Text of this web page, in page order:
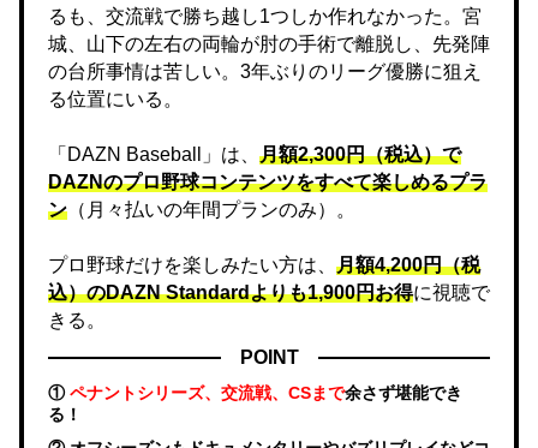
るも、交流戦で勝ち越し1つしか作れなかった。宮
城、山下の左右の両輪が肘の手術で離脱し、先発陣
の台所事情は苦しい。3年ぶりのリーグ優勝に狙え
る位置にいる。
「DAZN Baseball」は、 月額2,300円（税込）で
DAZNのプロ野球コンテンツをすべて楽しめるプラ
ン （月々払いの年間プランのみ）。
プロ野球だけを楽しみたい方は、 月額4,200円（税
込）のDAZN Standard​よりも1,900円お得に視聴で
きる。
POINT
①ペナントシリーズ、交流戦、CSまで余さず堪能でき
る！